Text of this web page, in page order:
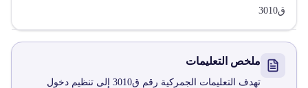
ق3010
ملخص التعليمات
تهدف التعليمات الجمركية رقم ق3010 إلى تنظيم دخول